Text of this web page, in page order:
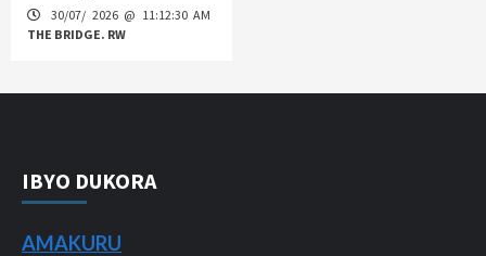
30/07/ 2026 @ 11:12:30 AM
THE BRIDGE. RW
IBYO DUKORA
AMAKURU